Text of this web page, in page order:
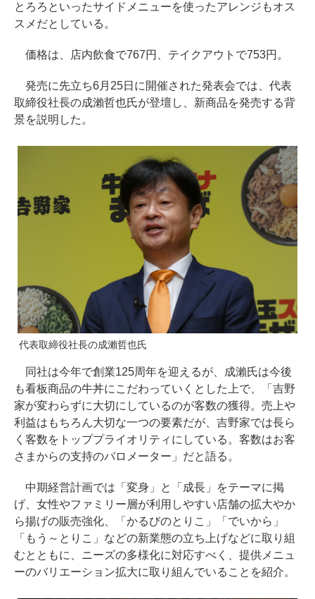
とろろといったサイドメニューを使ったアレンジもオス
スメだとしている。
価格は、店内飲食で767円、テイクアウトで753円。
発売に先立ち6月25日に開催された発表会では、代表
取締役社長の成瀨哲也氏が登壇し、新商品を発売する背
景を説明した。
代表取締役社長の成瀨哲也氏
同社は今年で創業125周年を迎えるが、成瀨氏は今後
も看板商品の牛丼にこだわっていくとした上で、「吉野
家が変わらずに大切にしているのが客数の獲得。売上や
利益はもちろん大切な一つの要素だが、吉野家では長ら
く客数をトッププライオリティにしている。客数はお客
さまからの支持のバロメーター」だと語る。
中期経営計画では「変身」と「成長」をテーマに掲
げ、女性やファミリー層が利用しやすい店舗の拡大やか
ら揚げの販売強化、「かるびのとりこ」「でいから」
「もう～とりこ」などの新業態の立ち上げなどに取り組
むとともに、ニーズの多様化に対応すべく、提供メニュ
ーのバリエーション拡大に取り組んでいることを紹介。